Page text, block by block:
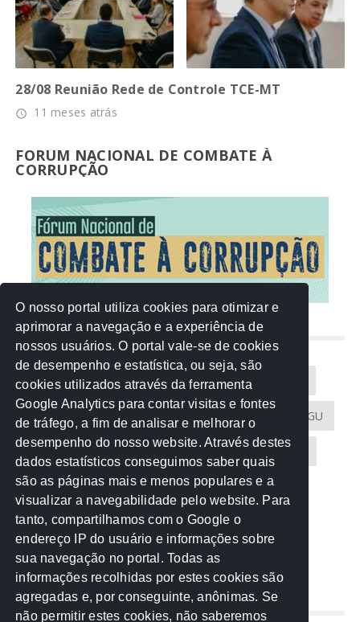
28/08 Reunião Rede de Controle TCE-MT
access_time 11 meses atrás
FORUM NACIONAL DE COMBATE À
CORRUPÇÃO
NUVEM DE TAGS
Acontece na Rede AGU AMM
Atricon Audicom CAU-MT CGU
CREA-MT Eventos MPC-MT MPE-MT
MPF Notícias PF PGE-MT PGR
Receita Federal Sem categoria
TCE-MT TCU TRE
REDE NOS ESTADOS
O nosso portal utiliza cookies para otimizar e
aprimorar a navegação e a experiência de
nossos usuários. O portal vale-se de cookies
de desempenho e estatística, ou seja, são
cookies utilizados através da ferramenta
Google Analytics para contar visitas e fontes
de tráfego, a fim de analisar e melhorar o
desempenho do nosso website. Através destes
dados estatísticos conseguimos saber quais
são as páginas mais e menos populares e a
visualizar a navegabilidade pelo website. Para
tanto, compartilhamos com o Google o
endereço IP do usuário e informações sobre
sua navegação no portal. Todas as
informações recolhidas por estes cookies são
agregadas e, por conseguinte, anônimas. Se
não permitir estes cookies, não saberemos